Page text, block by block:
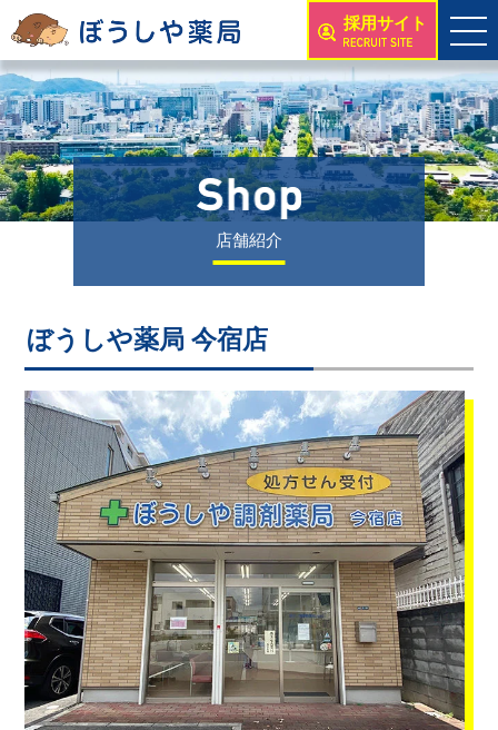
採用サイト
店舗紹介
ぼうしや薬局 今宿店